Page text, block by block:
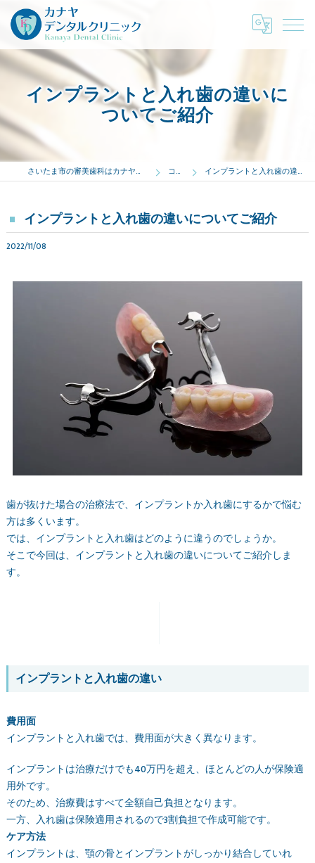
インプラントと入れ歯の違いに
ついてご紹介
さいたま市の審美歯科はカナヤデンタルクリニック コラム インプラントと入れ歯の違いについてご紹介
インプラントと入れ歯の違いについてご紹介
2022/11/08
歯が抜けた場合の治療法で、インプラントか入れ歯にするかで悩む
方は多くいます。
では、インプラントと入れ歯はどのように違うのでしょうか。
そこで今回は、インプラントと入れ歯の違いについてご紹介しま
す。
インプラントと入れ歯の違い
費用面
インプラントと入れ歯では、費用面が大きく異なります。
インプラントは治療だけでも40万円を超え、ほとんどの人が保険適
用外です。
そのため、治療費はすべて全額自己負担となります。
一方、入れ歯は保険適用されるので3割負担で作成可能です。
ケア方法
インプラントは、顎の骨とインプラントがしっかり結合していれ